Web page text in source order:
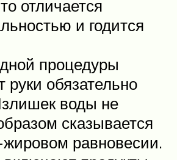
отличается
и годится
процедуры
руки обязательно
воды не
сказывается
равновесии.